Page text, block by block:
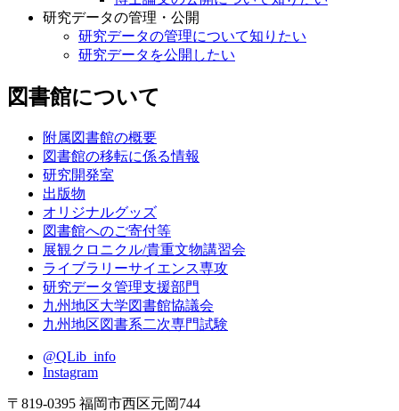
研究データの管理・公開
研究データの管理について知りたい
研究データを公開したい
図書館について
附属図書館の概要
図書館の移転に係る情報
研究開発室
出版物
オリジナルグッズ
図書館へのご寄付等
展観クロニクル/貴重文物講習会
ライブラリーサイエンス専攻
研究データ管理支援部門
九州地区大学図書館協議会
九州地区図書系二次専門試験
@QLib_info
Instagram
〒819-0395 福岡市西区元岡744